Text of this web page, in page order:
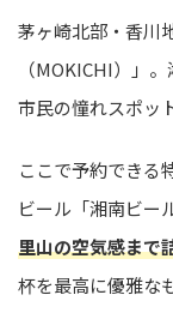
茅ヶ崎北部・香川
（MOKICHI）」
市民の憧れスポッ
ここで予約できる
ビール「湘南ビー
里山の空気感まで
杯を最高に優雅な